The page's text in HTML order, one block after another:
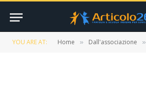
YOU ARE AT: Home » Dall'associazione »